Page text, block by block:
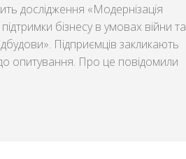
дослідження «Модернізація
підтримки бізнесу в умовах війни та
Підприємців закликають
опитування. Про це повідомили